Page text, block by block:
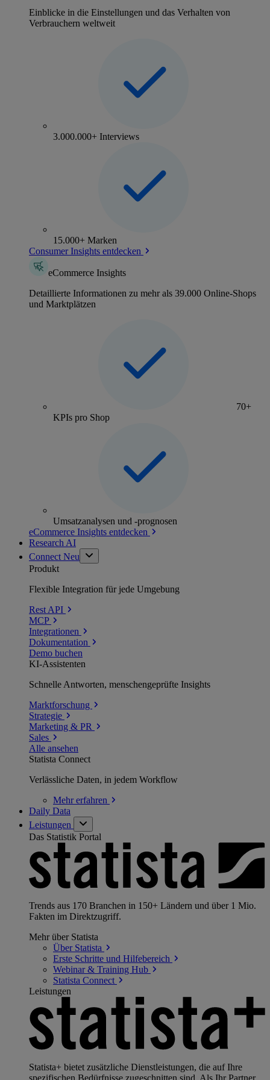
Einblicke in die Einstellungen und das Verhalten von
Verbrauchern weltweit
3.000.000+ Interviews
15.000+ Marken
Consumer Insights entdecken
eCommerce Insights
Detaillierte Informationen zu mehr als 39.000 Online-Shops
und Marktplätzen
70+
KPIs pro Shop
Umsatzanalysen und -prognosen
eCommerce Insights entdecken
Research AI
Connect Neu
Produkt
Flexible Integration für jede Umgebung
Rest API
MCP
Integrationen
Dokumentation
Demo buchen
KI-Assistenten
Schnelle Antworten, menschengeprüfte Insights
Marktforschung
Strategie
Marketing & PR
Sales
Alle ansehen
Statista Connect
Verlässliche Daten, in jedem Workflow
Mehrerfahren
Daily Data
Leistungen
Das Statistik Portal
Trends aus 170 Branchen in 150+ Ländern und über 1 Mio.
Fakten im Direktzugriff.
Mehr über Statista
Über Statista
Erste Schritte und Hilfebereich
Webinar & Training Hub
Statista Connect
Leistungen
Statista+ bietet zusätzliche Dienstleistungen, die auf Ihre
spezifischen Bedürfnisse zugeschnitten sind. Als Ihr Partner